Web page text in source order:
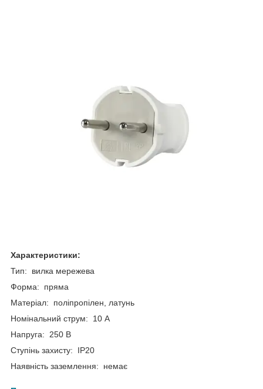
Характеристики:
Тип: вилка мережева
Форма: пряма
Матеріал: поліпропілен, латунь
Номінальний струм: 10 А
Напруга: 250 В
Ступінь захисту: IP20
Наявність заземлення: немає